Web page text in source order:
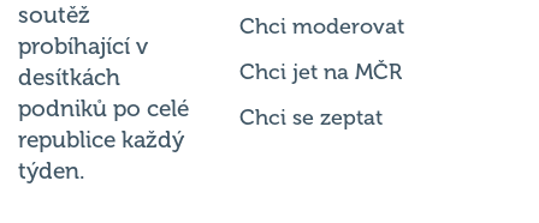
soutěž
probíhající v
desítkách
podniků po celé
republice každý
týden.
Chci moderovat
Chci jet na MČR
Chci se zeptat